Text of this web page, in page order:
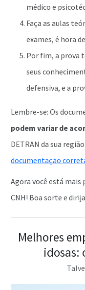
médico e
Faça as aulas
exames, é hora
Por fim, a prova
seus
defensiva, e a
Lembre-se: Os
podem variar de
DETRAN da sua
documentação
Agora você está mais
CNH! Boa sorte e
Melhores
idosas: